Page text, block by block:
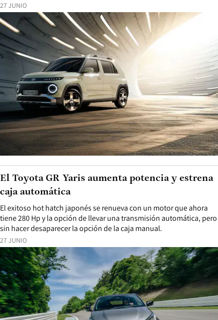
27 JUNIO
27 JUNIO
El exitoso hot hatch japonés se renueva con un motor que ahora
tiene 280 Hp y la opción de llevar una transmisión automática, pero
sin hacer desaparecer la opción de la caja manual.
El Toyota GR Yaris aumenta potencia y estrena
caja automática